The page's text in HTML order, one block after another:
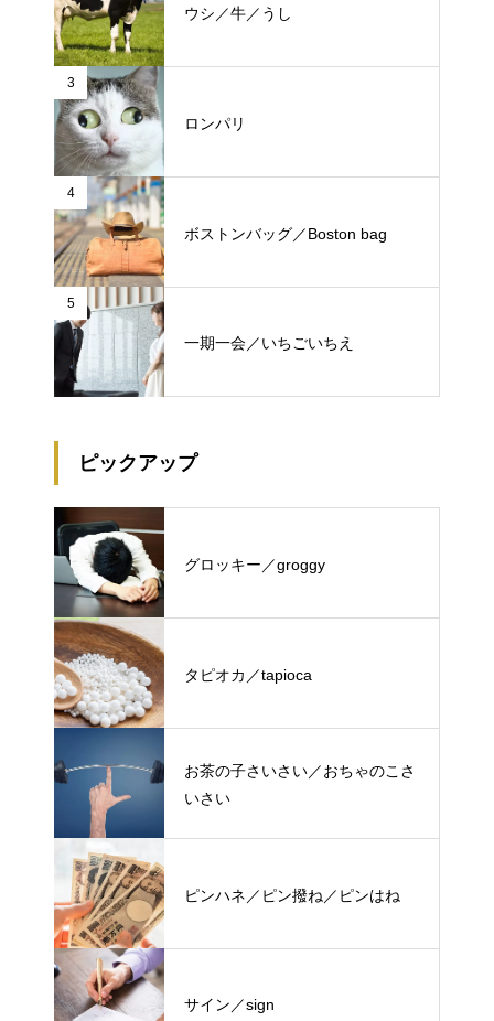
ウシ／牛／うし
3
ロンパリ
4
ボストンバッグ／Boston bag
5
一期一会／いちごいちえ
ピックアップ
グロッキー／groggy
タピオカ／tapioca
お茶の子さいさい／おちゃのこさ
いさい
ピンハネ／ピン撥ね／ピンはね
サイン／sign